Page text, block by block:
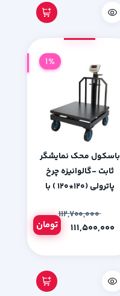
باسکول محک نمایشگر
ثابت -گالوانیزه چرخ
پاترولی (120*120 ) با
۱۱۲,۷۰۰,۰۰۰
تومان
1%